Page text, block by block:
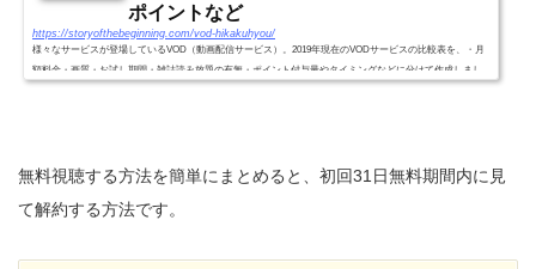
ポイントなど
https://storyofthebeginning.com/vod-hikakuhyou/
様々なサービスが登場しているVOD（動画配信サービス）。2019年現在のVODサービスの比較表を、・月
額料金・画質・お試し期間・雑誌読み放題の有無・ポイント付与量やタイミングなどに分けて作成しまし
無料視聴する方法を簡単にまとめると、初回31日無料期間内に見
て解約する方法です。